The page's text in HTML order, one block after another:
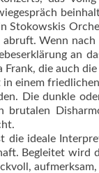
Stokowskis
abruft. Wenn
an
Frank, die auch
in einem
Die dunkle
brutalen
die ideale
Begleitet wird